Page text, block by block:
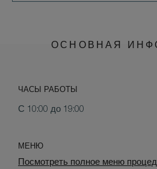
ОСНОВНАЯ
ЧАСЫ РАБОТЫ
С 10:00 до 19:00
МЕНЮ
Посмотреть полное меню